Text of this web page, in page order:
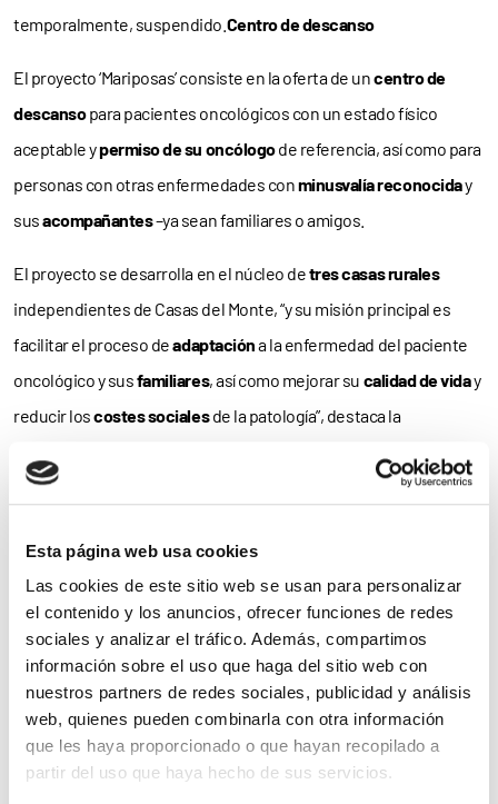
Esta página web usa cookies
Las cookies de este sitio web se usan para personalizar
el contenido y los anuncios, ofrecer funciones de redes
sociales y analizar el tráfico. Además, compartimos
información sobre el uso que haga del sitio web con
nuestros partners de redes sociales, publicidad y análisis
web, quienes pueden combinarla con otra información
que les haya proporcionado o que hayan recopilado a
partir del uso que haya hecho de sus servicios.
temporalmente, suspendido. Centro de descanso
El proyecto ‘Mariposas’ consiste en la oferta de uncentro de
descansopara pacientes oncológicos con un estado físico
aceptable ypermiso de su oncólogode referencia, así como para
personas con otras enfermedades conminusvalía reconociday
susacompañantes–ya sean familiares o amigos.
El proyecto se desarrolla en el núcleo detres casas rurales
independientes de Casas del Monte, “y su misión principal es
facilitar el proceso deadaptacióna la enfermedad del paciente
oncológico y susfamiliares, así como mejorar su calidad de viday
reducir loscostes socialesde la patología”, destaca la
Así, y tras eldiagnósticode la enfermedad, el paciente puede
solicitar una
estancia terapéutica
recibe tratamiento físico ni psicológico–. Para ello, cada casa
puede ser utilizada duranteseis días–durante 43 semanas al
año.
En palabras de Isabel Rolán, presidenta de AOEx, ‘Mariposas’ es
uno de los proyectos
más bonitos
de nuestra Asociación, «ya
que tras la detección del cáncer el enfermo se vuelca tanto en